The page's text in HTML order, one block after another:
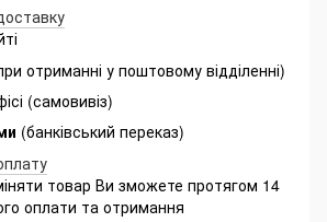
отриманні у поштовому відділенні)
(самовивіз)
(банківський переказ)
товар Ви зможете протягом 14
оплати та отримання